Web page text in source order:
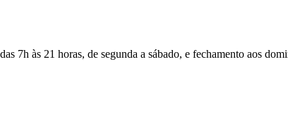
7h às 21 horas, de segunda a sábado, e fechamento aos